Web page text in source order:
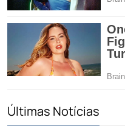
Últimas Notícias